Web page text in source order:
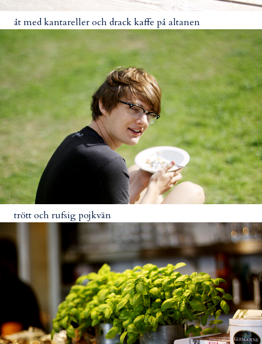
åt med kantareller och drack kaffe på altanen
trött och rufsig pojkvän